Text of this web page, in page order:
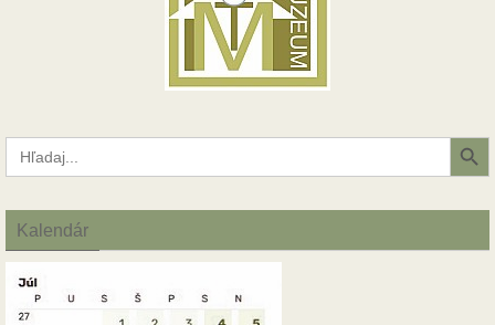
Search
for:
Search Button
Kalendár